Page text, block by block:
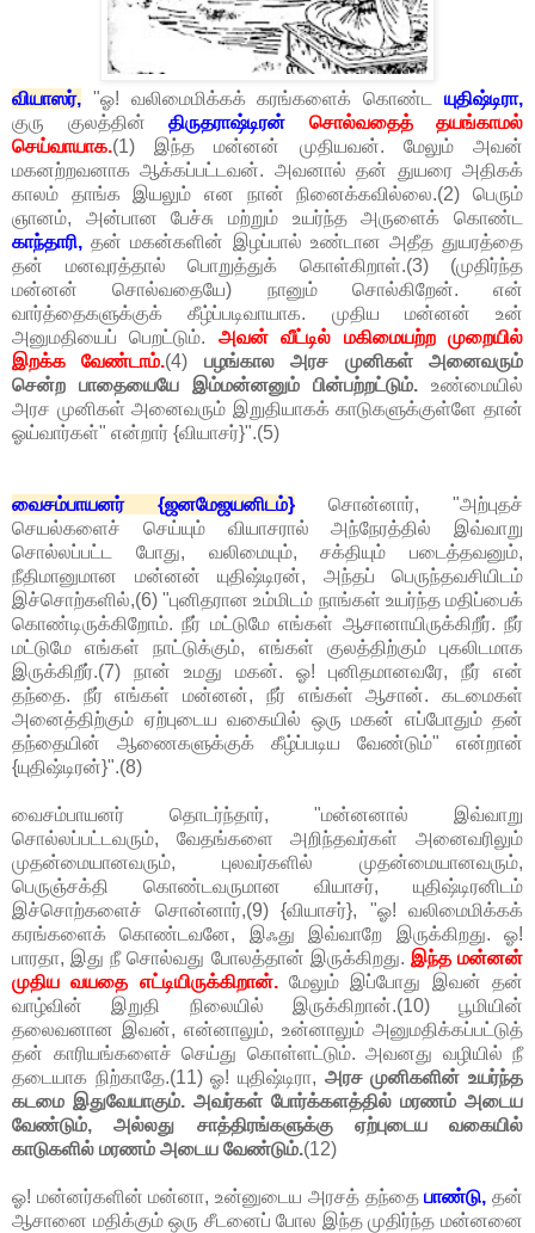
வியாஸர், "ஓ! வலிமைமிக்கக் கரங்களைக் கொண்ட யுதிஷ்டிரா,
குரு குலத்தின் திருதராஷ்டிரன்
சொல்வதைத் தயங்காமல்
செய்வாயாக.(1) இந்த மன்னன் முதியவன். மேலும் அவன்
மகனற்றவனாக ஆக்கப்பட்டவன். அவனால் தன் துயரை அதிகக்
காலம் தாங்க இயலும் என நான் நினைக்கவில்லை.(2) பெரும்
ஞானம், அன்பான பேச்சு மற்றும் உயர்ந்த அருளைக் கொண்ட
காந்தாரி, தன் மகன்களின் இழப்பால் உண்டான அதீத துயரத்தை
தன் மனவுரத்தால் பொறுத்துக் கொள்கிறாள்.(3) (முதிர்ந்த
மன்னன் சொல்வதையே) நானும் சொல்கிறேன். என்
வார்த்தைகளுக்குக் கீழ்ப்படிவாயாக. முதிய மன்னன் உன்
அனுமதியைப் பெறட்டும். அவன் வீட்டில் மகிமையற்ற முறையில்
இறக்க வேண்டாம்.(4) பழங்கால அரச முனிகள் அனைவரும்
சென்ற பாதையையே இம்மன்னனும் பின்பற்றட்டும். உண்மையில்
அரச முனிகள் அனைவரும் இறுதியாகக் காடுகளுக்குள்ளே தான்
ஓய்வார்கள்" என்றார் {வியாசர்}".(5)
வைசம்பாயனர் {ஜனமேஜயனிடம்} சொன்னார், "அற்புதச்
செயல்களைச் செய்யும் வியாசரால் அந்நேரத்தில் இவ்வாறு
சொல்லப்பட்ட போது, வலிமையும், சக்தியும் படைத்தவனும்,
நீதிமானுமான மன்னன் யுதிஷ்டிரன், அந்தப் பெருந்தவசியிடம்
இச்சொற்களில்,(6) "புனிதரான உம்மிடம் நாங்கள் உயர்ந்த மதிப்பைக்
கொண்டிருக்கிறோம். நீர் மட்டுமே எங்கள் ஆசானாயிருக்கிறீர். நீர்
மட்டுமே எங்கள் நாட்டுக்கும், எங்கள் குலத்திற்கும் புகலிடமாக
இருக்கிறீர்.(7) நான் உமது மகன். ஓ! புனிதமானவரே, நீர் என்
தந்தை. நீர் எங்கள் மன்னன், நீர் எங்கள் ஆசான். கடமைகள்
அனைத்திற்கும் ஏற்புடைய வகையில் ஒரு மகன் எப்போதும் தன்
தந்தையின் ஆணைகளுக்குக் கீழ்ப்படிய வேண்டும்" என்றான்
{யுதிஷ்டிரன்}".(8)
வைசம்பாயனர் தொடர்ந்தார், "மன்னனால் இவ்வாறு
சொல்லப்பட்டவரும், வேதங்களை அறிந்தவர்கள் அனைவரிலும்
முதன்மையானவரும், புலவர்களில் முதன்மையானவரும்,
பெருஞ்சக்தி கொண்டவருமான வியாசர், யுதிஷ்டிரனிடம்
இச்சொற்களைச் சொன்னார்,(9) {வியாசர்}, "ஓ! வலிமைமிக்கக்
கரங்களைக் கொண்டவனே, இஃது இவ்வாறே இருக்கிறது. ஓ!
பாரதா, இது நீ சொல்வது போலத்தான் இருக்கிறது. இந்த மன்னன்
முதிய வயதை எட்டியிருக்கிறான்.மேலும் இப்போது இவன் தன்
வாழ்வின் இறுதி நிலையில் இருக்கிறான்.(10) பூமியின்
தலைவனான இவன், என்னாலும், உன்னாலும் அனுமதிக்கப்பட்டுத்
தன் காரியங்களைச் செய்து கொள்ளட்டும். அவனது வழியில் நீ
தடையாக நிற்காதே.(11) ஓ! யுதிஷ்டிரா, அரச முனிகளின் உயர்ந்த
கடமை இதுவேயாகும். அவர்கள் போர்க்களத்தில் மரணம் அடைய
வேண்டும், அல்லது சாத்திரங்களுக்கு ஏற்புடைய வகையில்
காடுகளில் மரணம் அடைய வேண்டும்.(12)
ஓ! மன்னர்களின் மன்னா, உன்னுடைய அரசத் தந்தைபாண்டு, தன்
ஆசானை மதிக்கும் ஒரு சீடனைப் போல இந்த முதிர்ந்த மன்னனை